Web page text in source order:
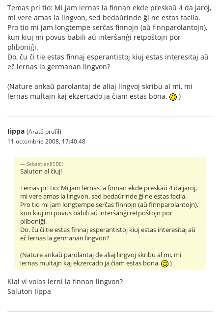
Temas pri tio: Mi jam lernas la finnan ekde preskaŭ 4 da jaroj,
mi vere amas la lingvon, sed bedaŭrinde ĝi ne estas facila.
Pro tio mi jam longtempe serĉas finnojn (aŭ finnparolantojn),
kun kiuj mi povus babili aŭ interŝanĝi retpoŝtojn por
pliboniĝi.
Do, ĉu ĉi tie estas finnaj esperantistoj kiuj estas interesitaj aŭ
eĉ lernas la germanan lingvon?
(Nature ankaŭ parolantaj de aliaj lingvoj skribu al mi, mi
lernas multajn kaj ekzercado ja ĉiam estas bona.
)
Iippa (Arată profil)
11 octombrie 2008, 17:40:48
Sebastian85DE:
Saluton al ĉiuj!
Temas pri tio: Mi jam lernas la finnan ekde preskaŭ 4 da jaroj,
mi vere amas la lingvon, sed bedaŭrinde ĝi ne estas facila.
Pro tio mi jam longtempe serĉas finnojn (aŭ finnparolantojn),
kun kiuj mi povus babili aŭ interŝanĝi retpoŝtojn por
pliboniĝi.
Do, ĉu ĉi tie estas finnaj esperantistoj kiuj estas interesitaj aŭ
eĉ lernas la germanan lingvon?
(Nature ankaŭ parolantaj de aliaj lingvoj skribu al mi, mi
lernas multajn kaj ekzercado ja ĉiam estas bona.
)
Kial vi volas lerni la finnan lingvon?
Saluton Iippa